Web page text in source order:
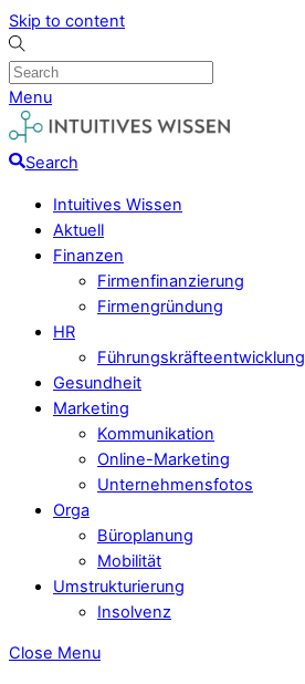
Skip to content
Menu
Search
Intuitives Wissen
Aktuell
Finanzen
Firmenfinanzierung
Firmengründung
HR
Führungskräfteentwicklung
Gesundheit
Marketing
Kommunikation
Online-Marketing
Unternehmensfotos
Orga
Büroplanung
Mobilität
Umstrukturierung
Insolvenz
Close Menu